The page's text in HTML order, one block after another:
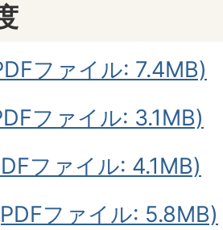
ファイル: 7.4MB)
ファイル: 3.1MB)
ファイル: 4.1MB)
ファイル: 5.8MB)